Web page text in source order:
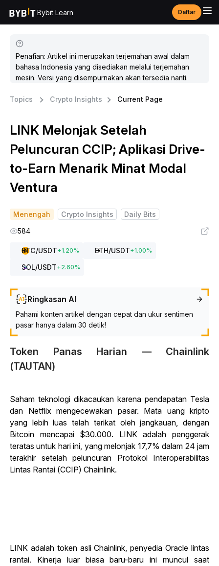
Bybit Learn Daftar
Penafian: Artikel ini merupakan terjemahan awal dalam
bahasa Indonesia yang disediakan melalui terjemahan
mesin. Versi yang disempurnakan akan tersedia nanti.
Topics Crypto Insights Current Page
LINK Melonjak Setelah
Peluncuran CCIP; Aplikasi Drive-
to-Earn Menarik Minat Modal
Ventura
Menengah Crypto Insights
Daily Bits
584
BTC/USDT+1.20% ETH/USDT+1.00%
SOL/USDT+2.60%
Ringkasan AI
Pahami konten artikel dengan cepat dan ukur sentimen
pasar hanya dalam 30 detik!
Token Panas Harian — Chainlink
(TAUTAN)
Saham teknologi dikacaukan karena pendapatan Tesla
dan Netflix mengecewakan pasar. Mata uang kripto
yang lebih luas telah terikat oleh jangkauan, dengan
Bitcoin mencapai $30.000. LINK adalah penggerak
teratas untuk hari ini, yang melonjak 17,7% dalam 24 jam
terakhir setelah peluncuran Protokol Interoperabilitas
Lintas Rantai (CCIP) Chainlink.
LINK adalah token asli Chainlink, penyedia Oracle lintas
rantai. Kinerja luar biasa baru-baru ini muncul saat